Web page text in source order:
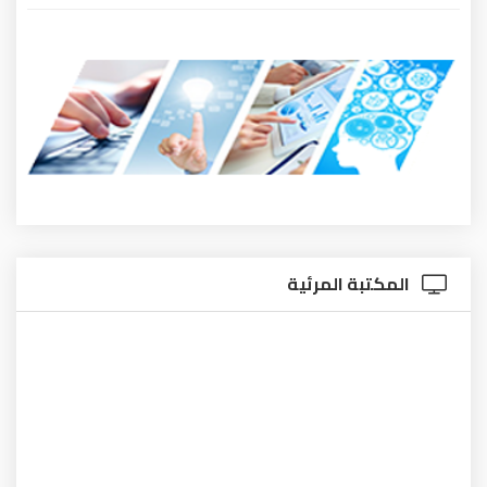
المكتبة المرئية